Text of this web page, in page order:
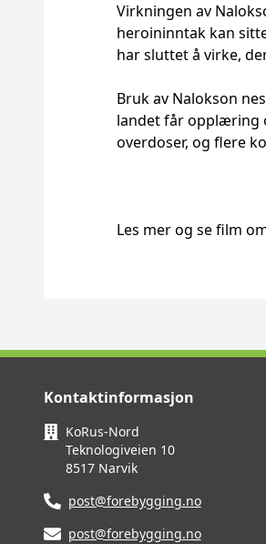
Virkningen av
heroininntak kan
har sluttet å virke,
Bruk av Nalokson
landet får opplæring
overdoser, og flere
Les mer og se film
Kontaktinformasjon
KoRus-Nord
Teknologiveien 10
8517 Narvik
post@forebygging.no
post@forebygging.no